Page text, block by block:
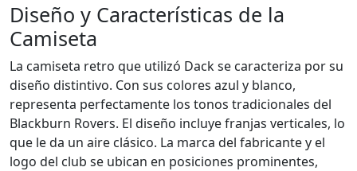
Diseño y Características de la
Camiseta
La camiseta retro que utilizó Dack se caracteriza por su
diseño distintivo. Con sus colores azul y blanco,
representa perfectamente los tonos tradicionales del
Blackburn Rovers. El diseño incluye franjas verticales, lo
que le da un aire clásico. La marca del fabricante y el
logo del club se ubican en posiciones prominentes,